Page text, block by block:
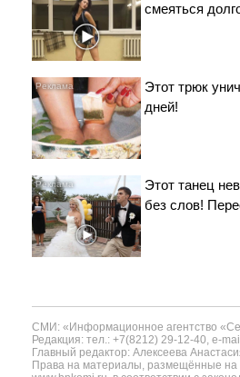
смеяться
Этот трюк
дней!
Этот танец
без слов!
СМИ: «Информационное агентство
Редакция: тел.: +7(8212) 29-12-40, e-
Главный редактор: Алексеева
Права на материалы, размещённые на